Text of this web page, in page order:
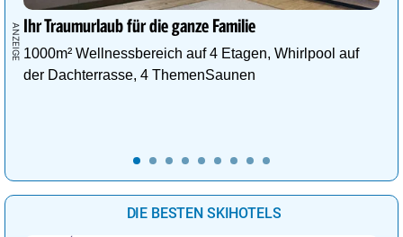
Ihr Traumurlaub für die ganze Familie
1000m² Wellnessbereich auf 4 Etagen, Whirlpool auf
der Dachterrasse, 4 ThemenSaunen
DIE BESTEN SKIHOTELS